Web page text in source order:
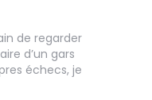
de regarder
d’un gars
échecs, je